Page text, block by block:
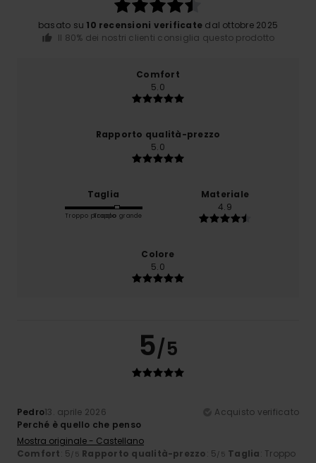
basato su 10 recensioni verificate dal ottobre 2025
Il 80% dei nostri clienti consiglia questo prodotto
Comfort
5.0
Rapporto qualità-prezzo
5.0
Taglia
Troppo piccoloTroppo grande
Materiale
4.9
Colore
5.0
5/5
Pedro13. aprile 2026
Acquisto verificato
Perché è quello che penso
Mostra originale - Castellano
Comfort: 5/5 Rapporto qualità-prezzo: 5/5 Taglia: Troppo